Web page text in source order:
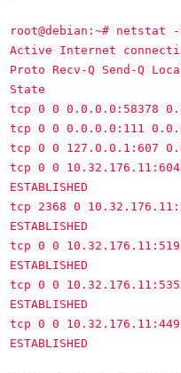
root@debian:~# netstat
Active Internet
Proto Recv-Q Send-Q
State
tcp 0 0 0.0.0.0:58378
tcp 0 0 0.0.0.0:111
tcp 0 0 127.0.0.1:607
tcp 0 0
ESTABLISHED
tcp 2368 0
ESTABLISHED
tcp 0 0
ESTABLISHED
tcp 0 0
ESTABLISHED
tcp 0 0
ESTABLISHED